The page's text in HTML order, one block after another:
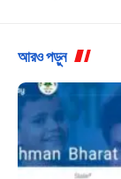
আরও পড়ুন